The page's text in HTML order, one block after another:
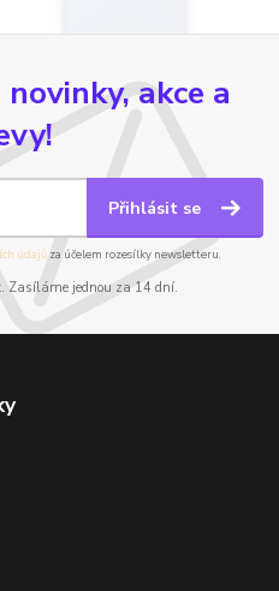
akce a
Přihlásit se
údajůza účelem rozesílky newsletteru.
Zasíláme jednou za 14 dní.